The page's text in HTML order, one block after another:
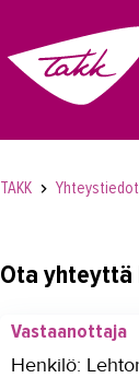
TAKK Yhteystiedot
Ota yhteyttä
Vastaanottaja
Henkilö: